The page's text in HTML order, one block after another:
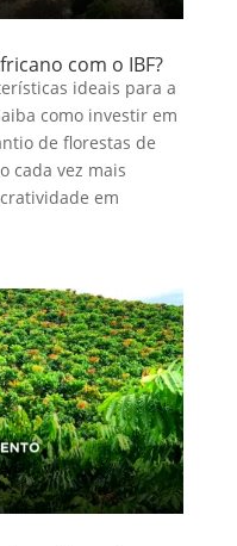
com o IBF?
ideais para a
como investir em
de florestas de
cada vez mais
em